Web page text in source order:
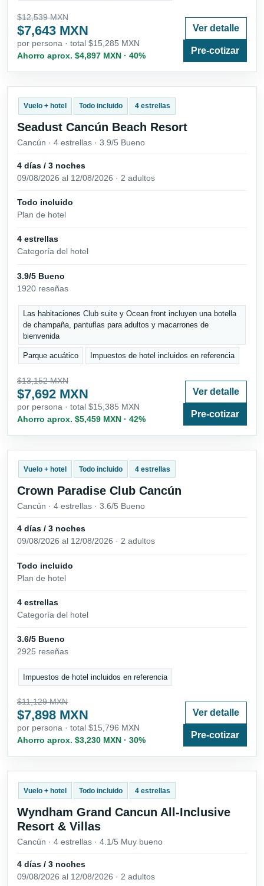
$12,539 MXN
$7,643 MXN
por persona · total $15,285 MXN
Ahorro aprox. $4,897 MXN · 40%
Ver detalle
Pre-cotizar
Vuelo + hotel Todo incluido 4 estrellas
Seadust Cancún Beach Resort
Cancún · 4 estrellas · 3.9/5 Bueno
4 días / 3 noches
09/08/2026 al 12/08/2026 · 2 adultos
Todo incluido
Plan de hotel
4 estrellas
Categoría del hotel
3.9/5 Bueno
1920 reseñas
Las habitaciones Club suite y Ocean front incluyen una botella
de champaña, pantuflas para adultos y macarrones de
bienvenida
Parque acuático Impuestos de hotel incluidos en referencia
$13,152 MXN
$7,692 MXN
por persona · total $15,385 MXN
Ahorro aprox. $5,459 MXN · 42%
Ver detalle
Pre-cotizar
Vuelo + hotel Todo incluido 4 estrellas
Crown Paradise Club Cancún
Cancún · 4 estrellas · 3.6/5 Bueno
4 días / 3 noches
09/08/2026 al 12/08/2026 · 2 adultos
Todo incluido
Plan de hotel
4 estrellas
Categoría del hotel
3.6/5 Bueno
2925 reseñas
Impuestos de hotel incluidos en referencia
$11,129 MXN
$7,898 MXN
por persona · total $15,796 MXN
Ahorro aprox. $3,230 MXN · 30%
Ver detalle
Pre-cotizar
Vuelo + hotel Todo incluido 4 estrellas
Wyndham Grand Cancun All-Inclusive
Resort & Villas
Cancún · 4 estrellas · 4.1/5 Muy bueno
4 días / 3 noches
09/08/2026 al 12/08/2026 · 2 adultos